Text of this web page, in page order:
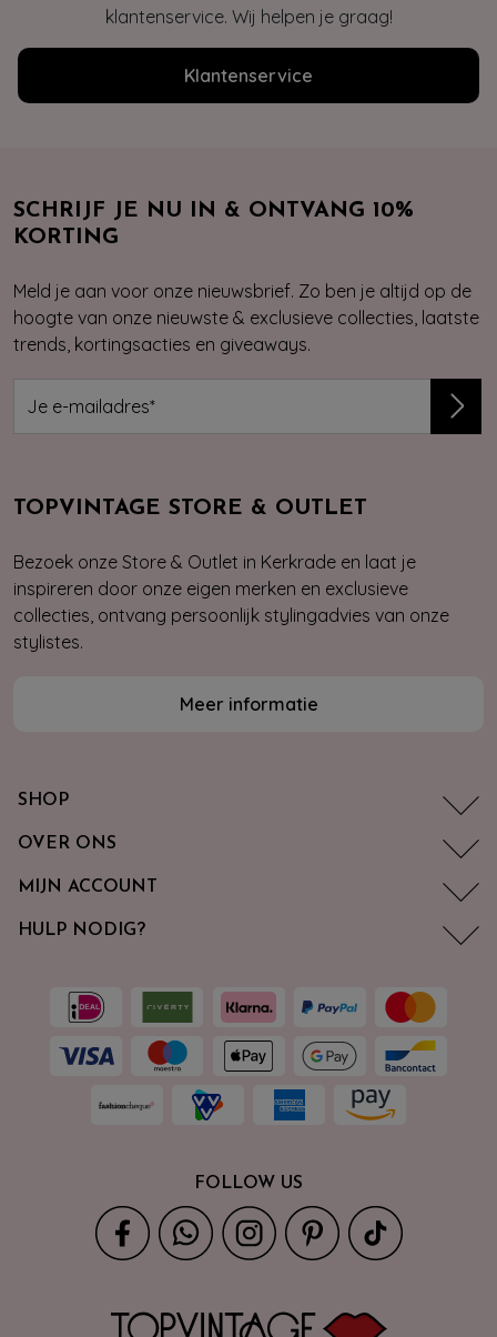
klantenservice. Wij helpen je graag!
Klantenservice
SCHRIJF JE NU IN & ONTVANG 10%
KORTING
Meld je aan voor onze nieuwsbrief. Zo ben je altijd op de
hoogte van onze nieuwste & exclusieve collecties, laatste
trends, kortingsacties en giveaways.
TOPVINTAGE STORE & OUTLET
Bezoek onze Store & Outlet in Kerkrade en laat je
inspireren door onze eigen merken en exclusieve
collecties, ontvang persoonlijk stylingadvies van onze
stylistes.
Meer informatie
SHOP
OVER ONS
MIJN ACCOUNT
HULP NODIG?
FOLLOW US